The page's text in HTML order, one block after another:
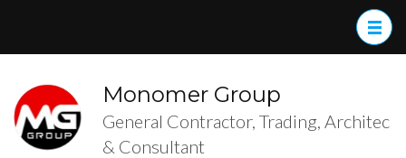
(Press
Enter)
Monomer Group
General Contractor, Trading, Architec
& Consultant